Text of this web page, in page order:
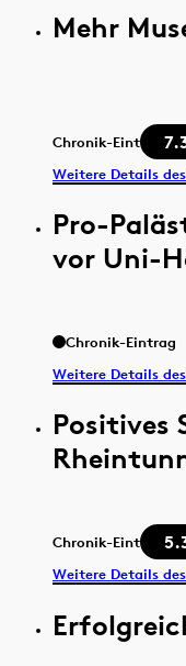
Mehr
Chronik-Eintrag
Weitere Details
Pro-
vor Uni-
Chronik-Eintrag
Weitere Details
Positives
Chronik-Eintrag
Weitere Details